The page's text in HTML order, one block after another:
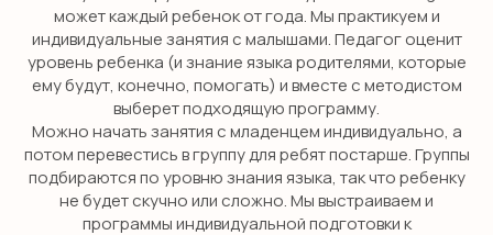
может каждый ребенок от года. Мы практикуем и
индивидуальные занятия с малышами. Педагог оценит
уровень ребенка (и знание языка родителями, которые
ему будут, конечно, помогать) и вместе с методистом
выберет подходящую программу.
Можно начать занятия с младенцем индивидуально, а
потом перевестись в группу для ребят постарше. Группы
подбираются по уровню знания языка, так что ребенку
не будет скучно или сложно. Мы выстраиваем и
программы индивидуальной подготовки к
Бизнес английский
Английский для школьников
International Baccalaureate (IB)
Подготовка в гимназию
ИМ Примакова
GCSE exam
A-level exam